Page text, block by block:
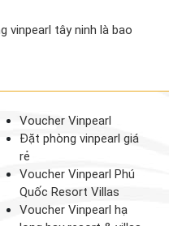
vinpearl tây ninh là bao
Voucher Vinpearl
Đặt phòng vinpearl giá
rẻ
Voucher Vinpearl Phú
Quốc Resort Villas
Voucher Vinpearl hạ